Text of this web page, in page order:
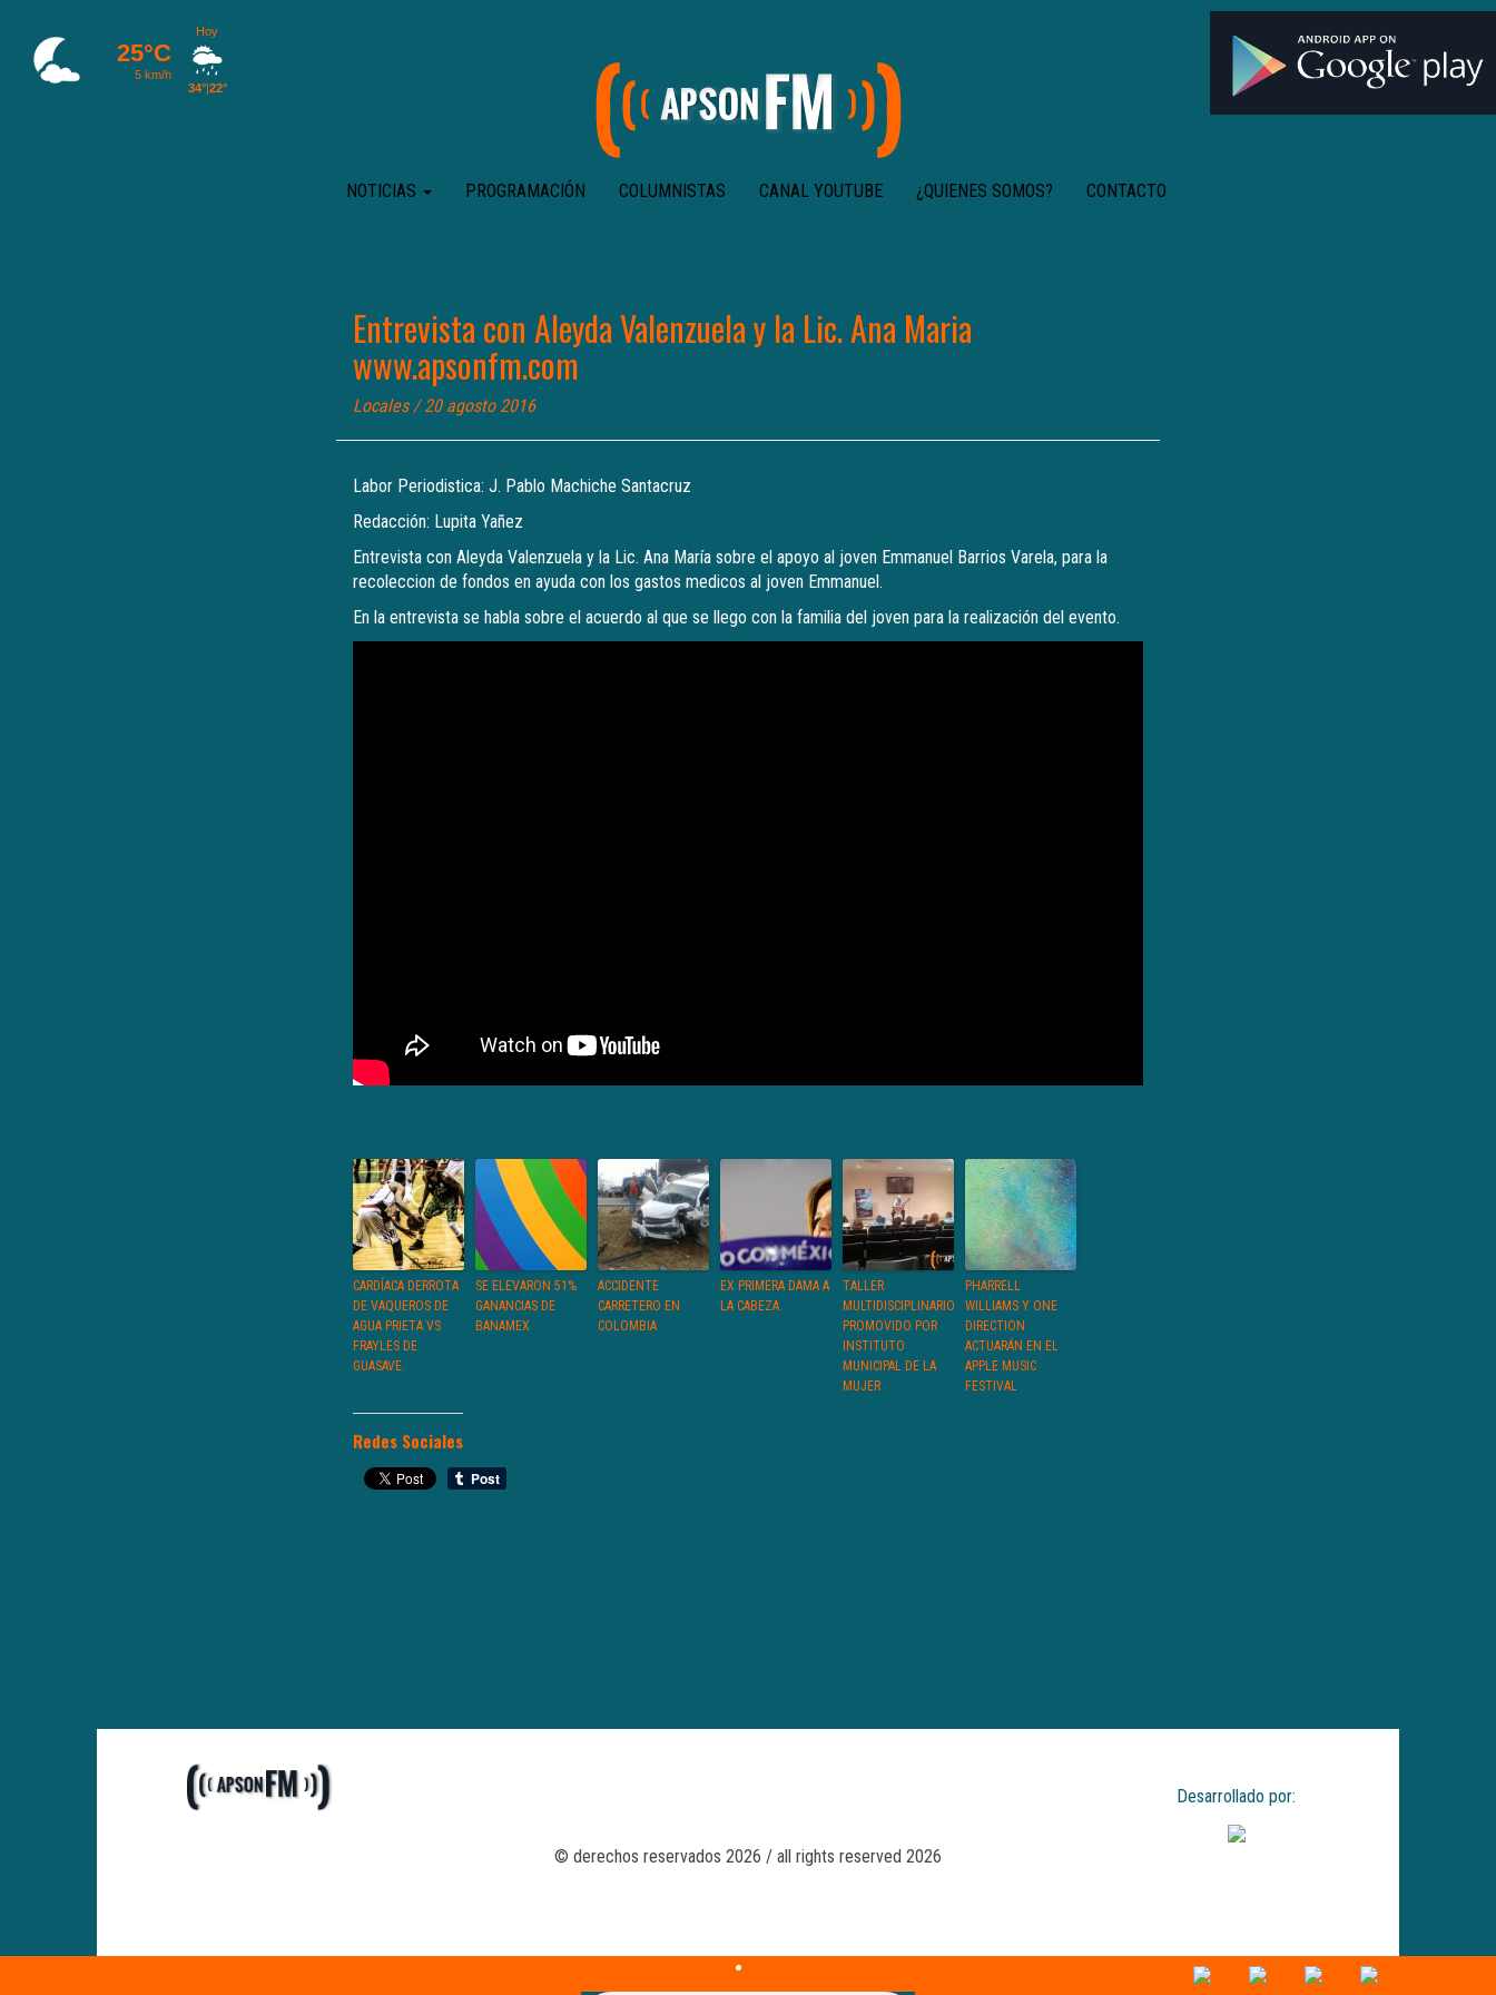
NOTICIAS PROGRAMACIÓN COLUMNISTAS CANAL YOUTUBE ¿QUIENES SOMOS? CONTACTO
Entrevista con Aleyda Valenzuela y la Lic. Ana Maria
www.apsonfm.com
Locales/ 20 agosto 2016
Labor Periodistica: J. Pablo Machiche Santacruz
Redacción: Lupita Yañez
Entrevista con Aleyda Valenzuela y la Lic. Ana María sobre el apoyo al joven Emmanuel Barrios Varela, para la
recoleccion de fondos en ayuda con los gastos medicos al joven Emmanuel.
En la entrevista se habla sobre el acuerdo al que se llego con la familia del joven para la realización del evento.
CARDÍACA DERROTA
DE VAQUEROS DE
AGUA PRIETA VS
FRAYLES DE
GUASAVE.
SE ELEVARON 51%
GANANCIAS DE
BANAMEX
ACCIDENTE
CARRETERO EN
COLOMBIA
EX PRIMERA DAMA A
LA CABEZA.
TALLER
MULTIDISCIPLINARIO
PROMOVIDO POR
INSTITUTO
MUNICIPAL DE LA
MUJER
PHARRELL
WILLIAMS Y ONE
DIRECTION
ACTUARÁN EN EL
APPLE MUSIC
FESTIVAL
Redes Sociales
Desarrollado por:
© derechos reservados 2026 / all rights reserved 2026